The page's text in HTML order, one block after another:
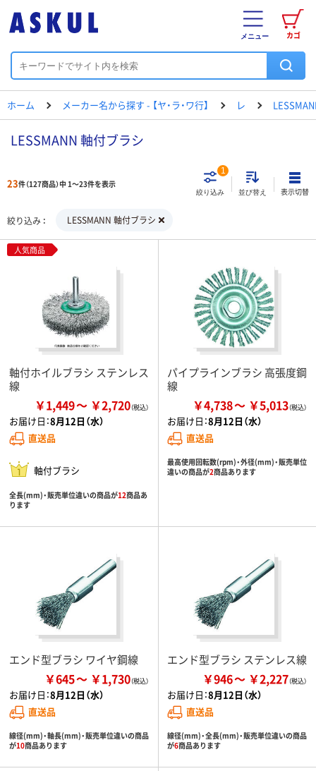
カゴ
メニュー
ホーム メーカー名から探す - 【ヤ・ラ・ワ行】 レ
LESSMANN 軸付ブラシ
23件（127商品）中 1～23件を表示
絞り込み
1
並び替え 表示切替
絞り込み LESSMANN 軸付ブラシ
人気商品
軸付ホイルブラシ ステンレス
線
￥1,449 ￥2,720
お届け日：8月12日（水）
直送品
軸付ブラシ
全長(mm)・販売単位違いの商品が12商品あ
ります
パイプラインブラシ 高張度鋼
線
￥4,738 ￥5,013
お届け日：8月12日（水）
直送品
最高使用回転数(rpm)・外径(mm)・販売単位
違いの商品が2商品あります
エンド型ブラシ ワイヤ鋼線
￥645 ￥1,730
お届け日：8月12日（水）
直送品
線径(mm)・軸長(mm)・販売単位違いの商品
が10商品あります
エンド型ブラシ ステンレス線
￥946 ￥2,227
お届け日：8月12日（水）
直送品
線径(mm)・全長(mm)・販売単位違いの商品
が6商品あります